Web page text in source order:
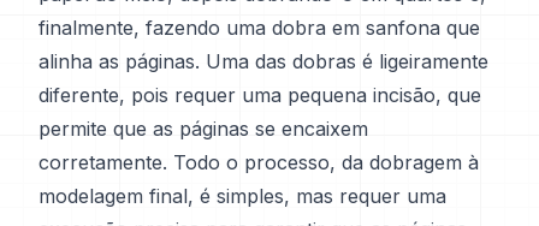
finalmente, fazendo uma dobra em sanfona que
alinha as páginas. Uma das dobras é ligeiramente
diferente, pois requer uma pequena incisão, que
permite que as páginas se encaixem
corretamente. Todo o processo, da dobragem à
modelagem final, é simples, mas requer uma